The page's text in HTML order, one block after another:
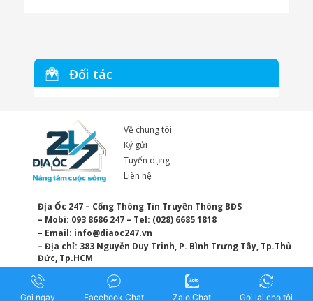
Gọi ngay Facebook Chat Zalo Chat Gọi lại cho tôi
Đối tác
Về chúng tôi
Ký gửi
Tuyển dụng
Liên hệ
Địa Ốc 247 – Cổng Thông Tin Truyền Thông BĐS
– Mobi: 093 8686 247 – Tel: (028) 6685 1818
– Email: info@diaoc247.vn
– Địa chỉ: 383 Nguyễn Duy Trinh, P. Bình Trưng Tây, Tp.Thủ
Đức, Tp.HCM